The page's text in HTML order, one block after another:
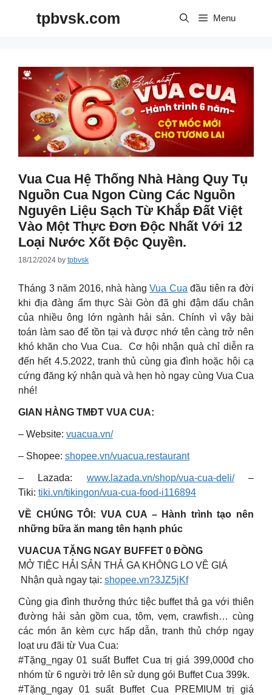
tpbvsk.com Menu
Vua Cua Hệ Thống Nhà Hàng Quy Tụ
Nguồn Cua Ngon Cùng Các Nguồn
Nguyên Liệu Sạch Từ Khắp Đất Việt
Vào Một Thực Đơn Độc Nhất Với 12
Loại Nước Xốt Độc Quyền.
18/12/2024 by tpbvsk
Tháng 3 năm 2016, nhà hàngVua Cua đầu tiên ra đời
khi địa đàng ẩm thực Sài Gòn đã ghi đậm dấu chân
của nhiều ông lớn ngành hải sản. Chính vì vậy bài
toán làm sao để tồn tại và được nhớ tên càng trở nên
khó khăn cho Vua Cua. Cơ hội nhận quà chỉ diễn ra
đến hết 4.5.2022, tranh thủ cùng gia đình hoặc hội cạ
cứng đăng ký nhận quà và hẹn hò ngay cùng Vua Cua
nhé!
GIAN HÀNG TMĐT VUA CUA:
– Website: vuacua.vn/
– Shopee: shopee.vn/vuacua.restaurant
– Lazada: www.lazada.vn/shop/vua-cua-deli/–
Tiki: tiki.vn/tikingon/vua-cua-food-i116894
VỀ CHÚNG TÔI: VUA CUA – Hành trình tạo nên
những bữa ăn mang tên hạnh phúc
VUACUA TẶNG NGAY BUFFET 0 ĐỒNG
MỞ TIỆC HẢI SẢN THẢ GA KHÔNG LO VỀ GIÁ
Nhận quà ngay tại: shopee.vn?3JZ5jKf
Cùng gia đình thưởng thức tiệc buffet thả ga với thiên
đường hải sản gồm cua, tôm, vẹm, crawfish… cùng
các món ăn kèm cực hấp dẫn, tranh thủ chớp ngay
loạt ưu đãi từ Vua Cua:
#Tặng_ngay 01 suất Buffet Cua trị giá 399,000đ cho
nhóm từ 6 người trở lên sử dụng gói Buffet Cua 399k.
#Tặng_ngay 01 suất Buffet Cua PREMIUM trị giá